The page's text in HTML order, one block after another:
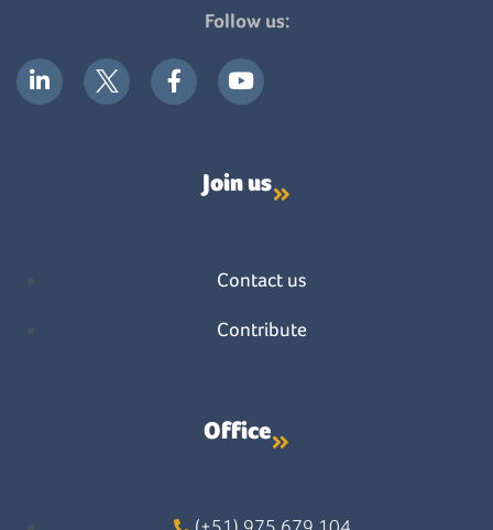
Follow us:
Join us
Contact us
Contribute
Office